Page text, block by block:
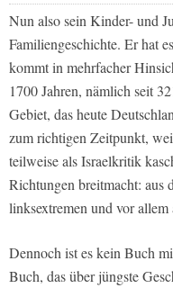
Nun also sein Kinder- und
Familiengeschichte. Er hat
kommt in mehrfacher
1700 Jahren, nämlich seit
Gebiet, das heute
zum richtigen Zeitpunkt,
teilweise als Israelkritik
Richtungen breitmacht: aus
linksextremen und vor
Dennoch ist es kein Buch
Buch, das über jüngste